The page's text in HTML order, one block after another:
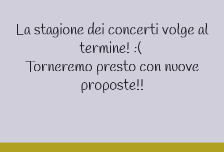
La stagione dei concerti volge al
termine! :(
Torneremo presto con nuove
proposte!!